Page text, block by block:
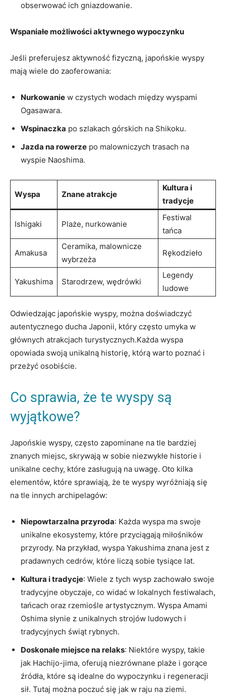
obserwować ich gniazdowanie.
Wspaniałe możliwości aktywnego wypoczynku
Jeśli preferujesz aktywność fizyczną, japońskie wyspy
mają wiele do zaoferowania:
Nurkowanie w czystych wodach między wyspami
Ogasawara.
Wspinaczka po szlakach górskich na Shikoku.
Jazda na rowerze po malowniczych trasach na
wyspie Naoshima.
Wyspa Znane atrakcje
Kultura i
tradycje
Ishigaki Plaże, nurkowanie
Festiwal
tańca
Amakusa
Ceramika, malownicze
wybrzeża
Rękodzieło
Yakushima Starodrzew, wędrówki
Legendy
ludowe
Odwiedzając japońskie wyspy, można doświadczyć
autentycznego ducha Japonii, który często umyka w
głównych atrakcjach turystycznych.Każda wyspa
opowiada swoją unikalną historię, którą warto poznać i
przeżyć osobiście.
Co sprawia, że te wyspy są
wyjątkowe?
Japońskie wyspy, często zapominane na tle bardziej
znanych miejsc, skrywają w sobie niezwykłe historie i
unikalne cechy, które zasługują na uwagę. Oto kilka
elementów, które sprawiają, że te wyspy wyróżniają się
na tle innych archipelagów:
Niepowtarzalna przyroda: Każda wyspa ma swoje
unikalne ekosystemy, które przyciągają miłośników
przyrody. Na przykład, wyspa Yakushima znana jest z
pradawnych cedrów, które liczą sobie tysiące lat.
Kultura i tradycje: Wiele z tych wysp zachowało swoje
tradycyjne obyczaje, co widać w lokalnych festiwalach,
tańcach oraz rzemiośle artystycznym. Wyspa Amami
Oshima słynie z unikalnych strojów ludowych i
tradycyjnych świąt rybnych.
Doskonałe miejsce na relaks: Niektóre wyspy, takie
jak Hachijo-jima, oferują niezrównane plaże i gorące
źródła, które są idealne do wypoczynku i regeneracji
sił. Tutaj można poczuć się jak w raju na ziemi.